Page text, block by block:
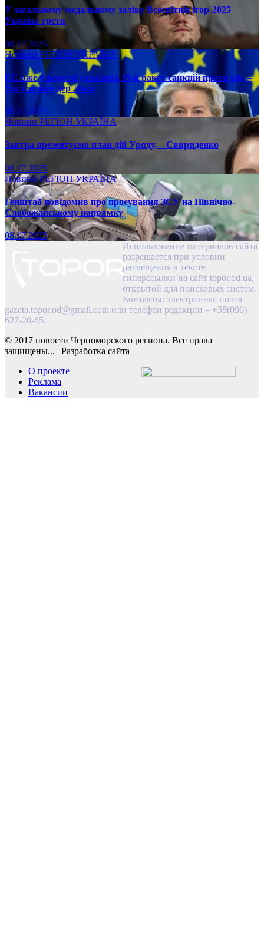
У загальному медальному заліку Всесвітніх ігор-2025
Україна третя
08.17.2025
НовиниРЕГІОН УКРАЇНА
ЄС вже у вересні ухвалить 19-й ракет санкцій проти рф, –
Урсула фон дер Ляєн
08.17.2025
Новини РЕГІОН УКРАЇНА
Завтра презентуємо план дій Уряду, – Свириденко
08.17.2025
НовиниРЕГІОНУКРАЇНА
Генштаб повідомив про просування ЗСУ на Північно-
Слобожанському напрямку
08.17.2025
Использование материалов сайта
разрешается при условии
размещения в тексте
гиперссылки на сайт topor.od.ua,
открытой для поисковых систем.
Контакты: электронная почта
gazeta.topor.od@gmail.com или телефон редакции – +38(096)
627-20-65.
© 2017 новости Черноморского региона. Все права
защищены... | Разработка сайта
О проекте
Реклама
Вакансии